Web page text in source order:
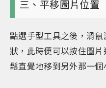
三、平移圖片位置
點選手型工具之後，滑
狀，此時便可以按住圖
鬆直覺地移到另外那一個